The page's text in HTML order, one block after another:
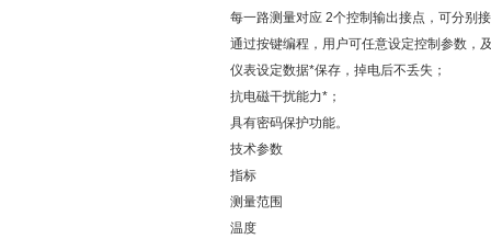
每一路测量对应 2个控制输出接点，可分别
通过按键编程，用户可任意设定控制参数，
仪表设定数据*保存，掉电后不丢失；
抗电磁干扰能力*；
具有密码保护功能。
技术参数
指标
测量范围
温度